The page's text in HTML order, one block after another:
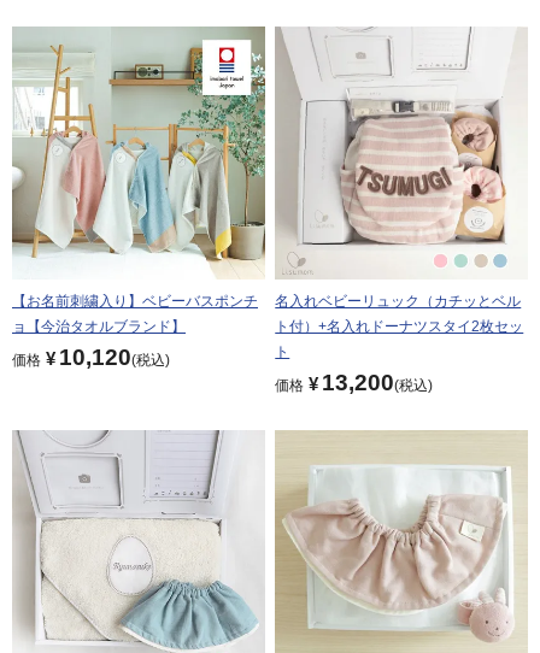
【お名前刺繍入り】ベビーバスポンチ
ョ【今治タオルブランド】
価格 ¥ 10,120 税込
名入れベビーリュック（カチッとベル
ト付）+名入れドーナツスタイ2枚セッ
ト
価格 ¥ 13,200 税込